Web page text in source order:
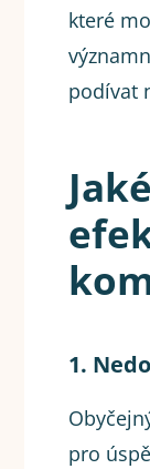
které
podívat
1.
pro